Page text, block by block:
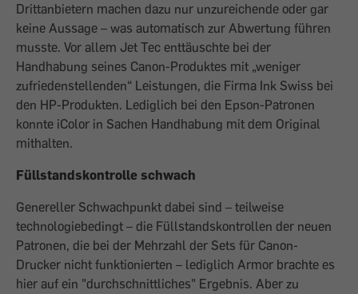
Drittanbietern machen dazu nur unzureichende oder gar
keine Aussage – was automatisch zur Abwertung führen
musste. Vor allem Jet Tec enttäuschte bei der
Handhabung seines Canon-Produktes mit „weniger
zufriedenstellenden“ Leistungen, die Firma Ink Swiss bei
den HP-Produkten. Lediglich bei den Epson-Patronen
konnte iColor in Sachen Handhabung mit dem Original
mithalten.
Füllstandskontrolle schwach
Genereller Schwachpunkt dabei sind – teilweise
technologiebedingt – die Füllstandskontrollen der neuen
Patronen, die bei der Mehrzahl der Sets für Canon-
Drucker nicht funktionierten – lediglich Armor brachte es
hier auf ein "durchschnittliches" Ergebnis. Aber zu